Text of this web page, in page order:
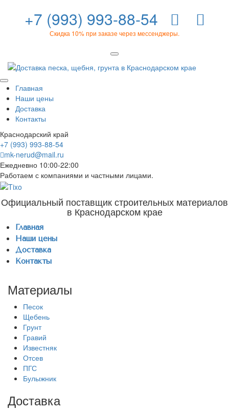
+7 (993) 993-88-54
Скидка 10% при заказе через мессенджеры.
Главная
Наши цены
Доставка
Контакты
Краснодарский край
+7 (993) 993-88-54
mk-nerud@mail.ru
Ежедневно 10:00-22:00
Работаем с компаниями и частными лицами.
Официальный поставщик строительных материалов
в Краснодарском крае
Главная
Наши цены
Доставка
Контакты
Материалы
Песок
Щебень
Грунт
Гравий
Известняк
Отсев
ПГС
Булыжник
Доставка